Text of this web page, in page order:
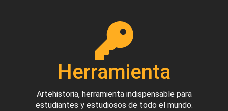
Herramienta
Artehistoria, herramienta indispensable para
estudiantes y estudiosos de todo el mundo.